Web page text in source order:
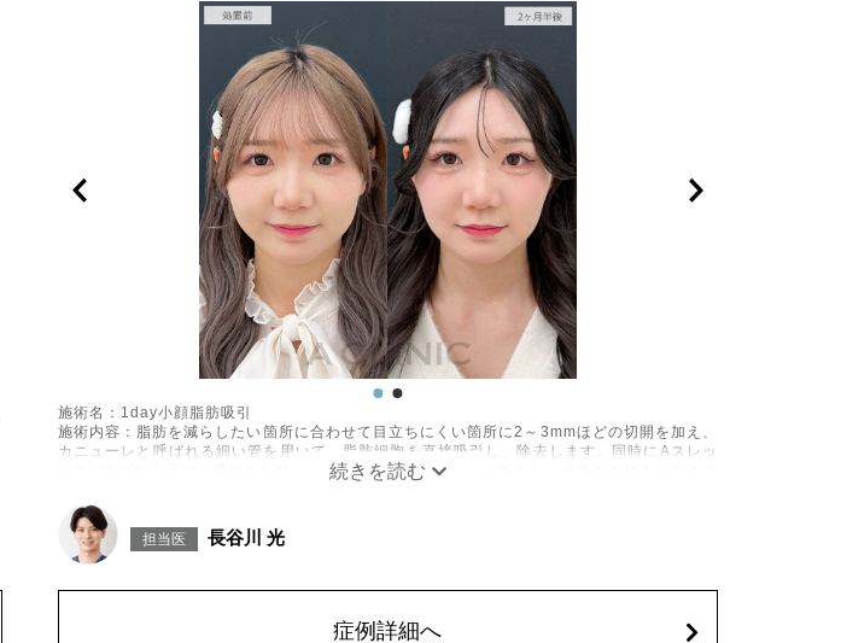
施術名：1day小顔脂肪吸引
施術内容：脂肪を減らしたい箇所に合わせて目立ちにくい箇所に2～3mmほどの切開を加え、
カニューレと呼ばれる細い管を用いて、脂肪細胞を直接吸引し、除去します。同時にAスレッ
ド®と呼ばれる溶ける繊維をお顔の目立たない部分から皮下へ挿入し、皮膚を内側から引き上
施術時間：約30分程
リスク、副作用：赤み、熱感、痛み、しびれ、むくみ、内出血、引き攣れ感などが術後一時的
に生じることがございます。また、稀に貧血、細菌感染症、左右差、施術箇所の知覚鈍麻、ぼ
こつき、硬結、瘢痕化、色素沈着、脂肪塞栓、皮膚のよれ、繊維の突出などを生じることがご
顔の脂肪吸引箇所の追加 1ヶ所ごと+162,800円(税込)
担当医 長谷川 光
症例詳細へ